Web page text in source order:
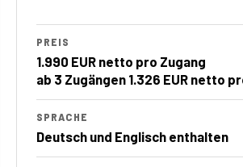
PREIS
1.990 EUR netto pro Zugang
ab 3 Zugängen 1.326 EUR netto
SPRACHE
Deutsch und Englisch enthalten